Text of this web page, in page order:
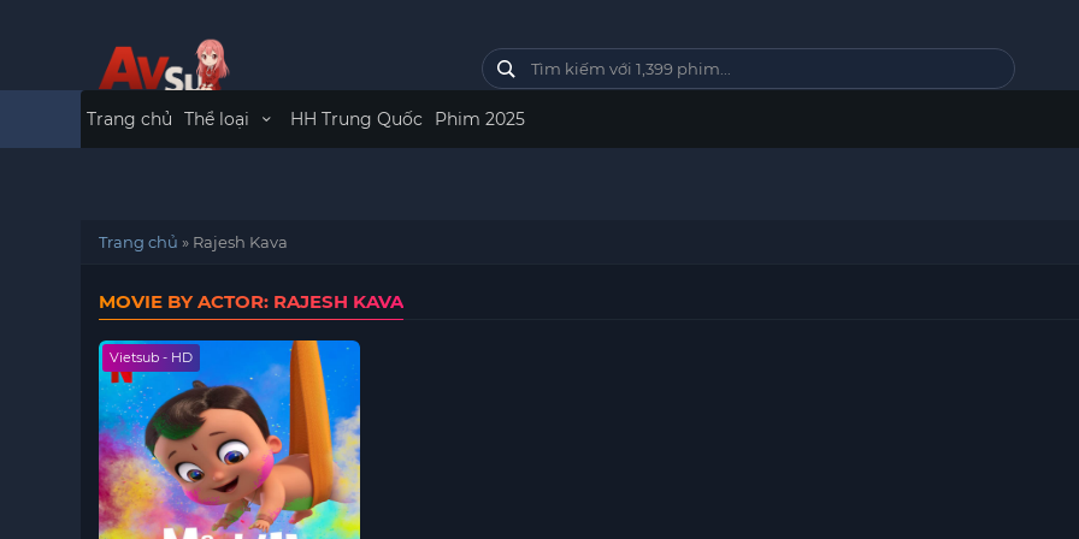
Trang chủ Thể loại HH Trung Quốc Phim 2025
Trang chủ » Rajesh Kava
MOVIE BY ACTOR: RAJESH KAVA
Vietsub - HD